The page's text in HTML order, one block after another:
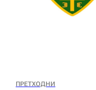
ПРЕТХОДНИ